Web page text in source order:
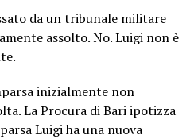
da un tribunale militare
assolto. No. Luigi non è
inizialmente non
La Procura di Bari ipotizza
Luigi ha una nuova